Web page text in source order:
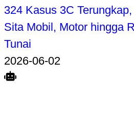
324 Kasus 3C
Sita Mobil, Motor hingga
Tunai
2026-06-02